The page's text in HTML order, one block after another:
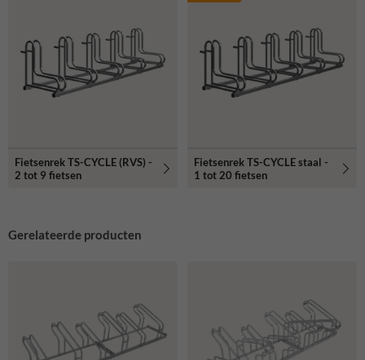
Fietsenrek TS-CYCLE (RVS) -
2 tot 9 fietsen
Fietsenrek TS-CYCLE staal -
1 tot 20 fietsen
Gerelateerde producten